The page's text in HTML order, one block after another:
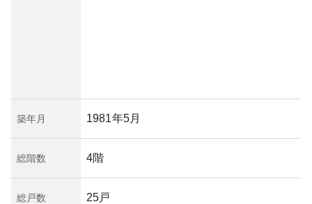
築年月 1981年5月
総階数 4階
総戸数 25戸